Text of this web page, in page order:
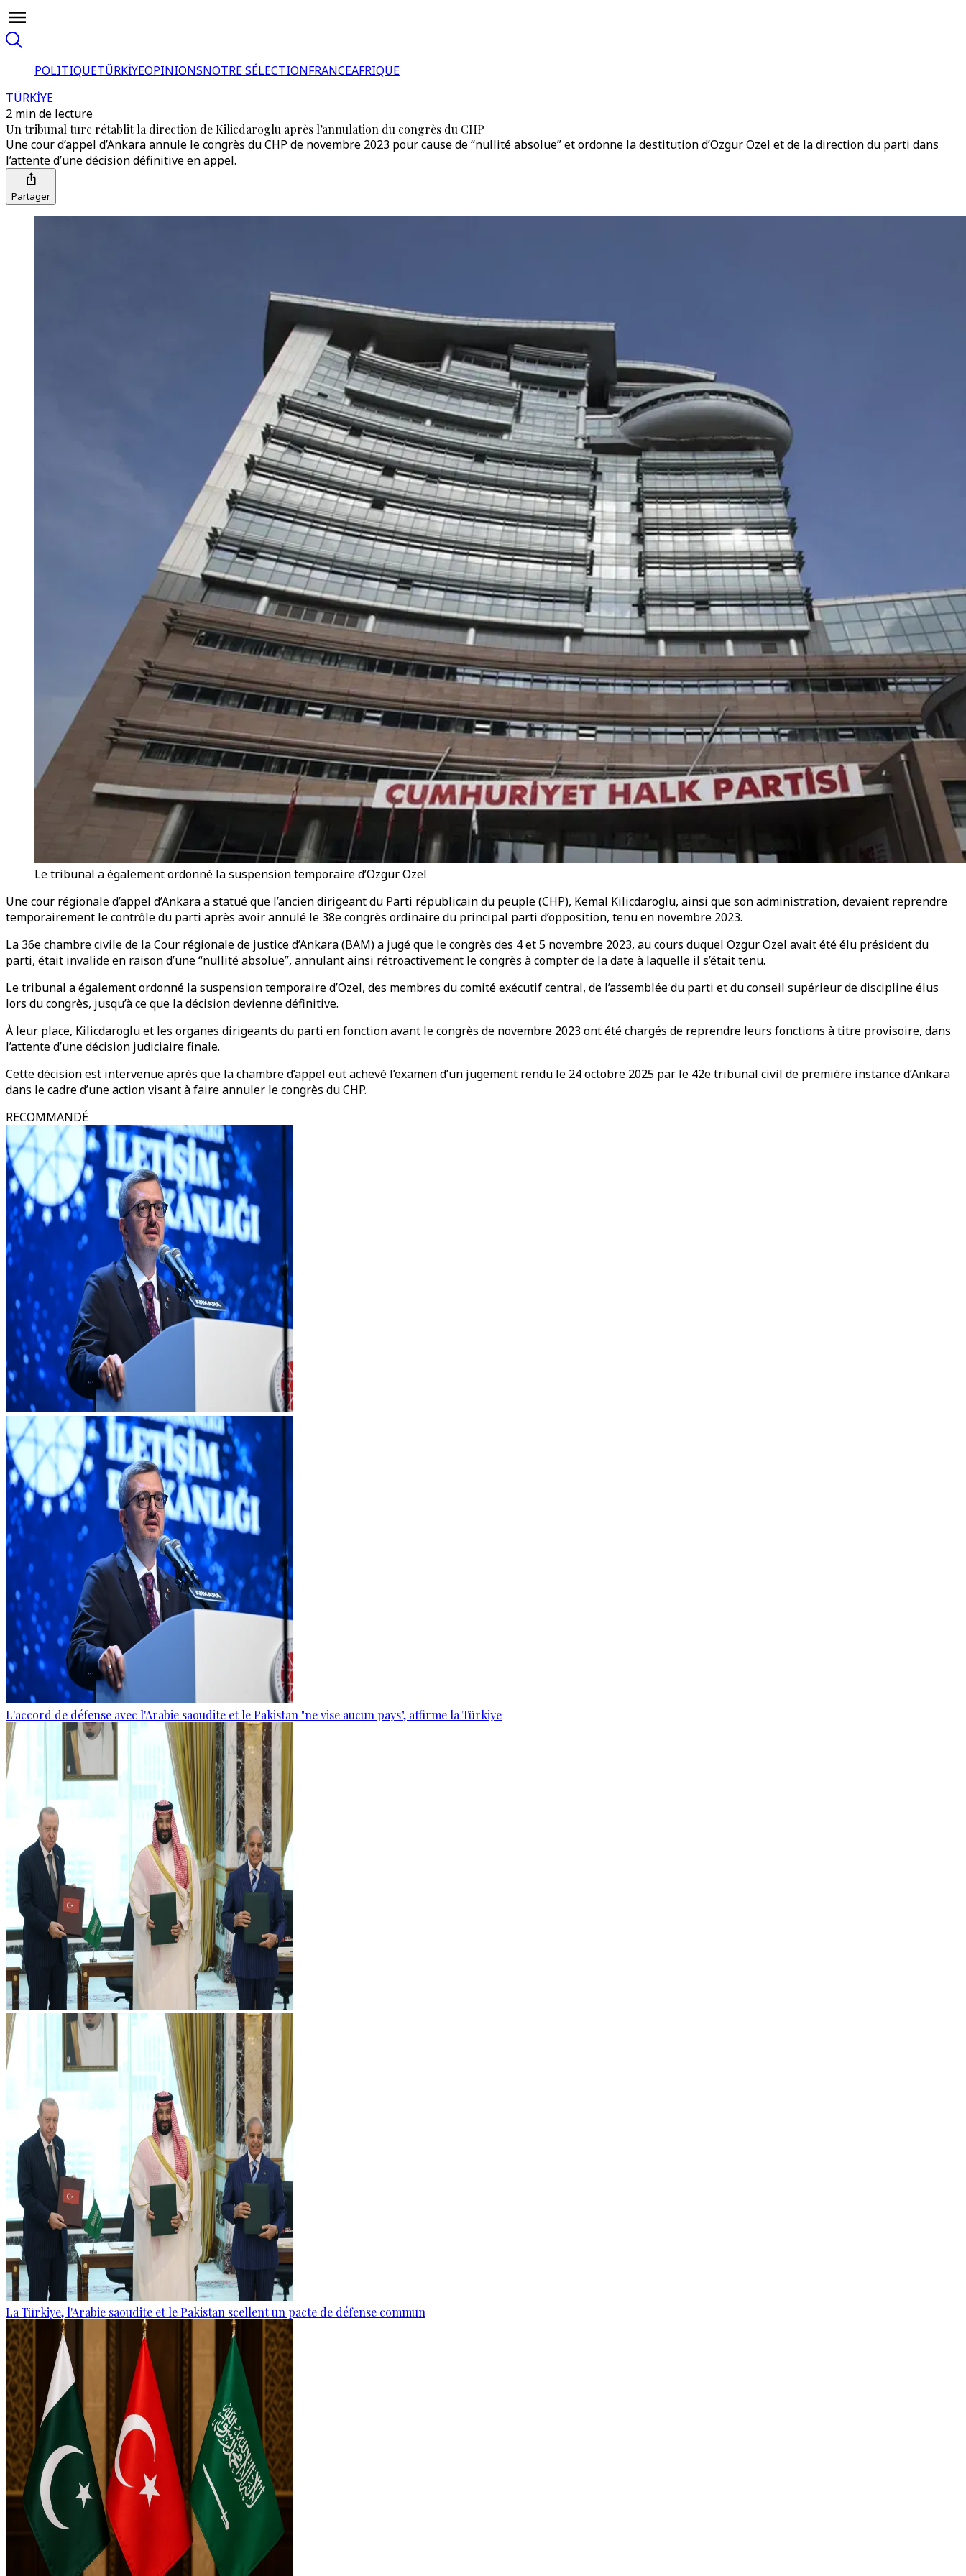
POLITIQUETÜRKİYEOPINIONSNOTRE SÉLECTIONFRANCEAFRIQUE
TÜRKİYE
2 min de lecture
Un tribunal turc rétablit la direction de Kilicdaroglu après l’annulation du congrès du CHP
Une cour d’appel d’Ankara annule le congrès du CHP de novembre 2023 pour cause de “nullité absolue” et ordonne la destitution d’Ozgur Ozel et de la direction du parti dans
l’attente d’une décision définitive en appel.
Partager
Le tribunal a également ordonné la suspension temporaire d’Ozgur Ozel
Une cour régionale d’appel d’Ankara a statué que l’ancien dirigeant du Parti républicain du peuple (CHP), Kemal Kilicdaroglu, ainsi que son administration, devaient reprendre
temporairement le contrôle du parti après avoir annulé le 38e congrès ordinaire du principal parti d’opposition, tenu en novembre 2023.
La 36e chambre civile de la Cour régionale de justice d’Ankara (BAM) a jugé que le congrès des 4 et 5 novembre 2023, au cours duquel Ozgur Ozel avait été élu président du
parti, était invalide en raison d’une “nullité absolue”, annulant ainsi rétroactivement le congrès à compter de la date à laquelle il s’était tenu.
Le tribunal a également ordonné la suspension temporaire d’Ozel, des membres du comité exécutif central, de l’assemblée du parti et du conseil supérieur de discipline élus
lors du congrès, jusqu’à ce que la décision devienne définitive.
À leur place, Kilicdaroglu et les organes dirigeants du parti en fonction avant le congrès de novembre 2023 ont été chargés de reprendre leurs fonctions à titre provisoire, dans
l’attente d’une décision judiciaire finale.
Cette décision est intervenue après que la chambre d’appel eut achevé l’examen d’un jugement rendu le 24 octobre 2025 par le 42e tribunal civil de première instance d’Ankara
dans le cadre d’une action visant à faire annuler le congrès du CHP.
RECOMMANDÉ
L'accord de défense avec l'Arabie saoudite et le Pakistan "ne vise aucun pays", affirme la Türkiye
La Türkiye, l'Arabie saoudite et le Pakistan scellent un pacte de défense commun